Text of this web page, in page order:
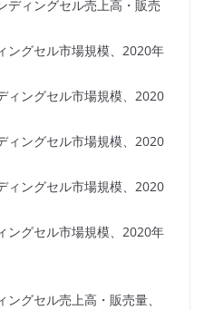
ィングセル売上高・販売
グセル市場規模、2020年
ングセル市場規模、2020
ングセル市場規模、2020
ングセル市場規模、2020
グセル市場規模、2020年
グセル売上高・販売量、